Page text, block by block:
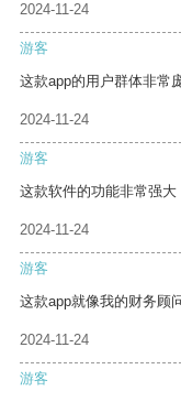
2024-11-24
游客
这款app的用户群体非常
2024-11-24
游客
这款软件的功能非常强大
2024-11-24
游客
这款app就像我的财务顾
2024-11-24
游客